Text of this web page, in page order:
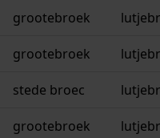
grootebroek
grootebroek
stede broec
grootebroek